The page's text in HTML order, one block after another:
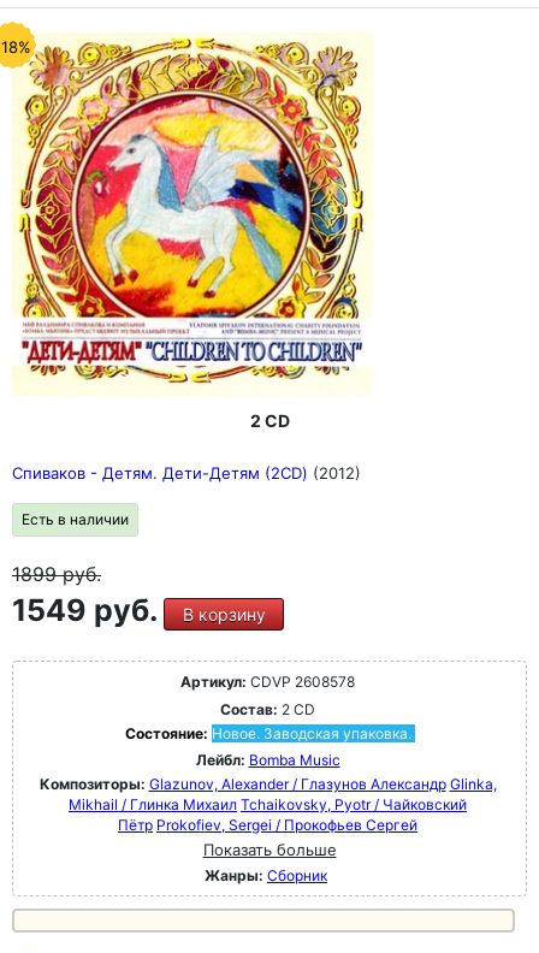
2 CD
Спиваков - Детям. Дети-Детям (2CD) (2012)
Есть в наличии
1899руб.
1549 руб. В корзину
Артикул: CDVP 2608578
Состав: 2 CD
Состояние: Новое. Заводская упаковка.
Лейбл: Bomba Music
Композиторы: Glazunov, Alexander / Глазунов Александр Glinka,
Mikhail / Глинка Михаил Tchaikovsky, Pyotr / Чайковский
Пётр Prokofiev, Sergei / Прокофьев Сергей
Показать больше
Жанры: Сборник